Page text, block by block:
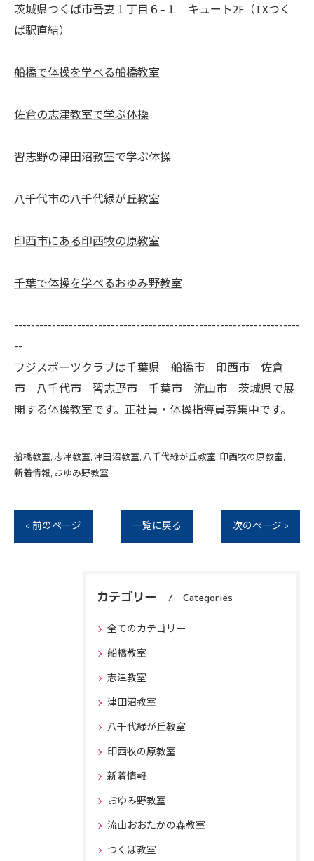
茨城県つくば市吾妻１丁目６−１ キュート2F（TXつく
ば駅直結）
船橋で体操を学べる船橋教室
佐倉の志津教室で学ぶ体操
習志野の津田沼教室で学ぶ体操
八千代市の八千代緑が丘教室
印西市にある印西牧の原教室
千葉で体操を学べるおゆみ野教室
--------------------------------------------------------------------
--
フジスポーツクラブは千葉県 船橋市 印西市 佐倉
市 八千代市 習志野市 千葉市 流山市 茨城県で展
開する体操教室です。正社員・体操指導員募集中です。
船橋教室 志津教室 津田沼教室 八千代緑が丘教室 印西牧の原教室
新着情報 おゆみ野教室
< 前のページ 一覧に戻る 次のページ >
カテゴリー Categories
全てのカテゴリー
船橋教室
志津教室
津田沼教室
八千代緑が丘教室
印西牧の原教室
新着情報
おゆみ野教室
流山おおたかの森教室
つくば教室